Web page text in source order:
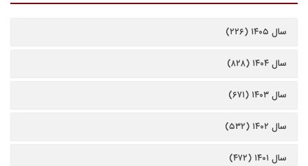
سال ۱۴۰۵ (۲۲۶)
سال ۱۴۰۴ (۸۲۸)
سال ۱۴۰۳ (۶۷۱)
سال ۱۴۰۲ (۵۳۲)
سال ۱۴۰۱ (۴۷۲)